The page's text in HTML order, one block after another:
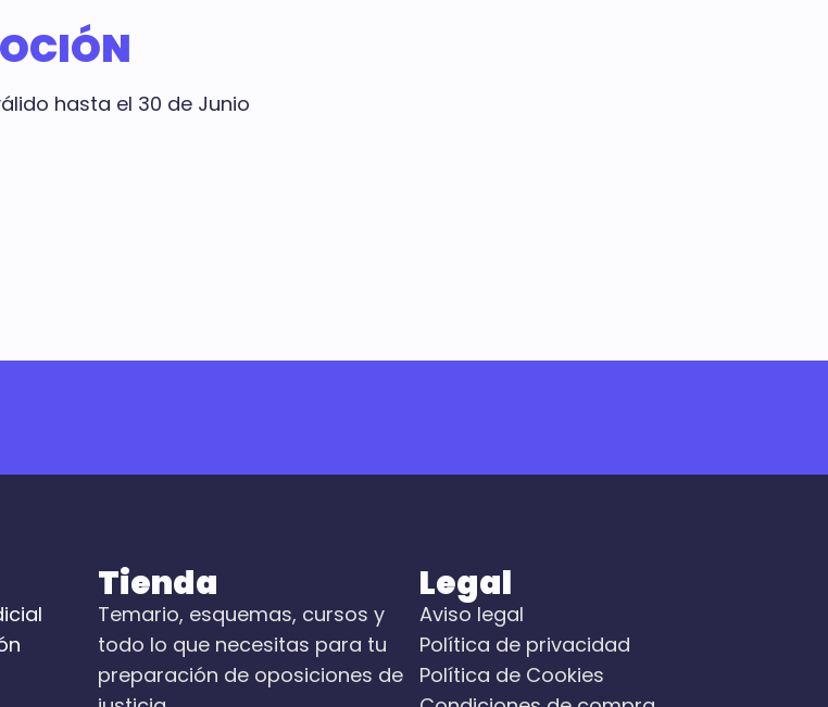
hasta el 30 de Junio
Tienda
Temario, esquemas, cursos y
todo lo que necesitas para tu
preparación de oposiciones de
Legal
Aviso legal
Política de privacidad
Política de Cookies